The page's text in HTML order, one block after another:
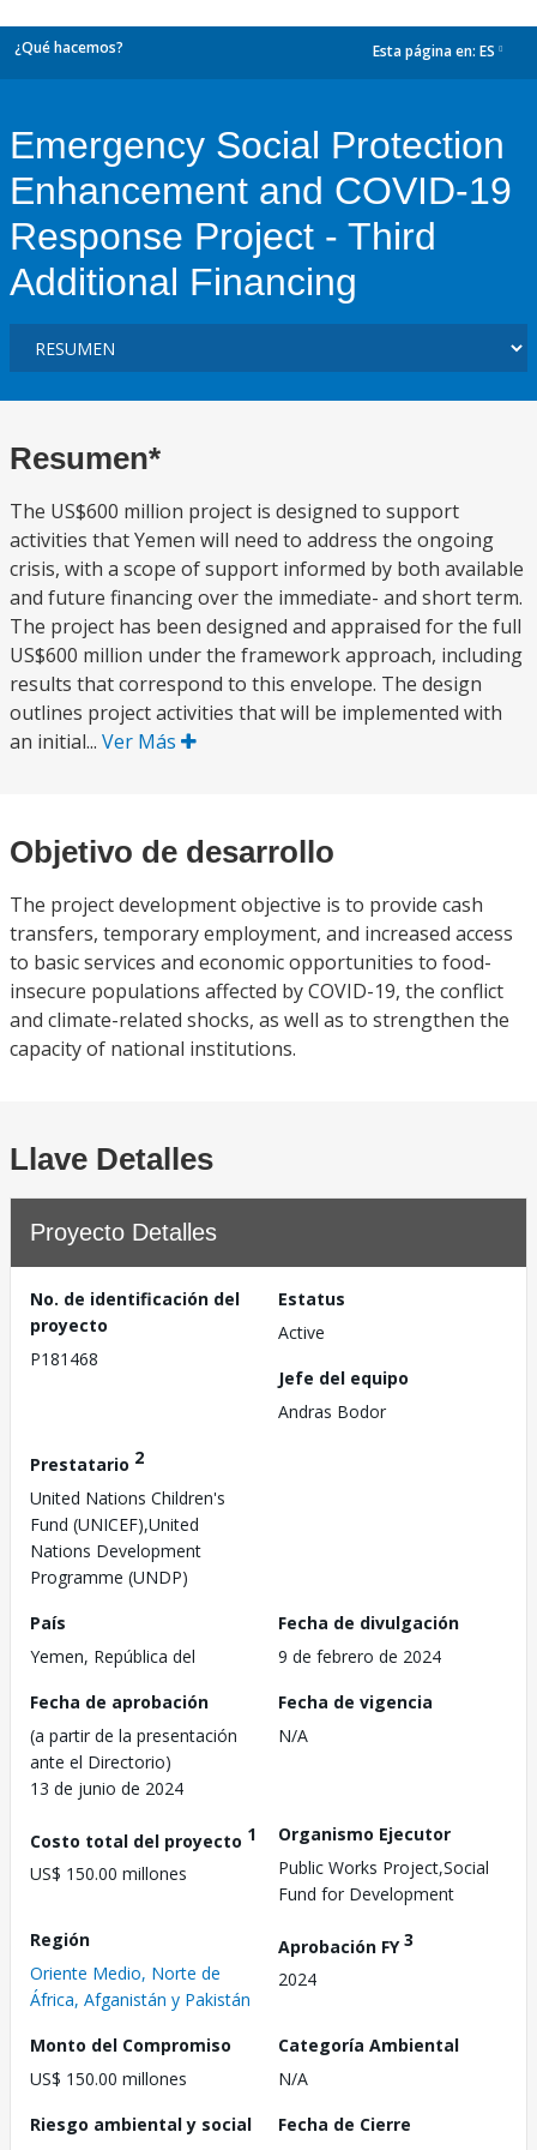
¿Qué hacemos? Esta página en: ES
Emergency Social Protection
Enhancement and COVID-19
Response Project - Third
Additional Financing
Resumen*
The US$600 million project is designed to support
activities that Yemen will need to address the ongoing
crisis, with a scope of support informed by both available
and future financing over the immediate- and short term.
The project has been designed and appraised for the full
US$600 million under the framework approach, including
results that correspond to this envelope. The design
outlines project activities that will be implemented with
an initial... Ver Más
Objetivo de desarrollo
The project development objective is to provide cash
transfers, temporary employment, and increased access
to basic services and economic opportunities to food-
insecure populations affected by COVID-19, the conflict
and climate-related shocks, as well as to strengthen the
capacity of national institutions.
Llave Detalles
Proyecto Detalles
No. de identificación del
proyecto
P181468
Estatus
Active
Jefe del equipo
Andras Bodor
Prestatario 2
United Nations Children's
Fund (UNICEF),United
Nations Development
Programme (UNDP)
País
Yemen, República del
Fecha de divulgación
9 de febrero de 2024
Fecha de aprobación
(a partir de la presentación
ante el Directorio)
13 de junio de 2024
Fecha de vigencia
N/A
Costo total del proyecto 1
US$ 150.00 millones
Organismo Ejecutor
Public Works Project,Social
Fund for Development
Región
Oriente Medio, Norte de
África, Afganistán y Pakistán
Aprobación FY3
2024
Monto del Compromiso
US$ 150.00 millones
Categoría Ambiental
N/A
Riesgo ambiental y social
Fecha de Cierre